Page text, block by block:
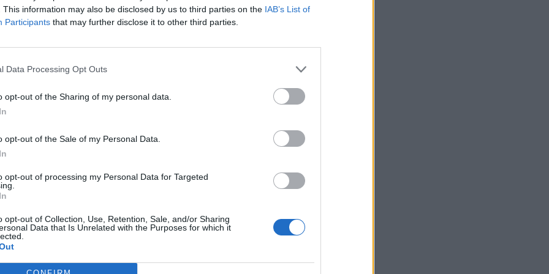
This information may also be disclosed by us to third parties on the IAB’s List of
Participants that may further disclose it to other third parties.
Data Processing Opt Outs
opt-out of the Sharing of my personal data.
opt-out of the Sale of my Personal Data.
opt-out of processing my Personal Data for Targeted
opt-out of Collection, Use, Retention, Sale, and/or Sharing
Data that Is Unrelated with the Purposes for which it
smitningsolycka i
2026
ringde 112 – pappan
sköt verkanseld mot
2026
sprängd utanför
gripen och polisjakt i
2026
Donald Trump Dömda
Jimmie Åkesson
Kristdemokraterna
Michael Pålsson
Mord
Polisen
Rättssäkerhet Rättstrygghet Rån
Ulf Kristersson
Oravsky VåldVåldtäkt Åklagare